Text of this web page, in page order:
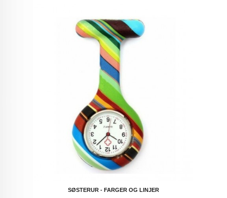
SØSTERUR - FARGER OG LINJER